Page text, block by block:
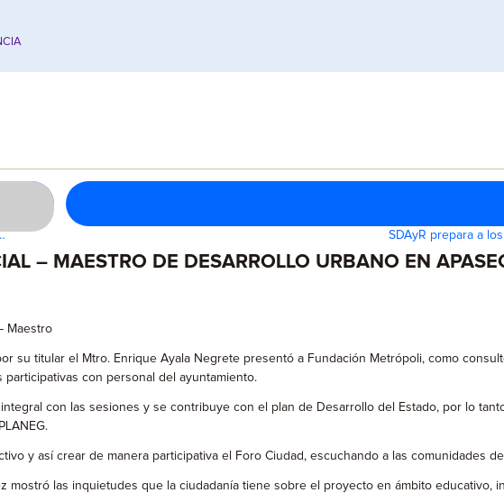
SDAyR prepara a
– MAESTRO DE DESARROLLO URBANO EN
Maestro
su titular el Mtro. Enrique Ayala Negrete presentó a Fundación Metrópoli, como
con personal del ayuntamiento.
con las sesiones y se contribuye con el plan de Desarrollo del Estado, por lo
y así crear de manera participativa el Foro Ciudad, escuchando a las comunidades
mostró las inquietudes que la ciudadanía tiene sobre el proyecto en ámbito educativo,